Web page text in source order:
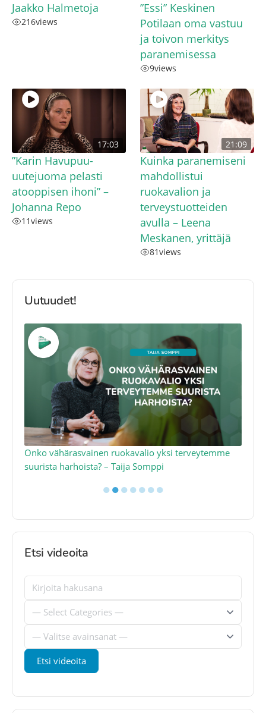
Jaakko Halmetoja
216views
”Essi” Keskinen
Potilaan oma vastuu
ja toivon merkitys
paranemisessa
9views
17:03
”Karin Havupuu-
uutejuoma pelasti
atooppisen ihoni” –
Johanna Repo
11views
21:09
Kuinka paranemiseni
mahdollistui
ruokavalion ja
terveystuotteiden
avulla – Leena
Meskanen, yrittäjä
81views
Uutuudet!
Onko vähärasvainen ruokavalio yksi terveytemme
suurista harhoista? – Taija Somppi
●●●●●●●
Etsi videoita